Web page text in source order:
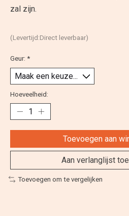
zal zijn.
(Levertijd:Direct leverbaar)
Geur: *
Hoeveelheid:
Toevoegen aan
Aan verlanglijst
Toevoegen om te vergelijken